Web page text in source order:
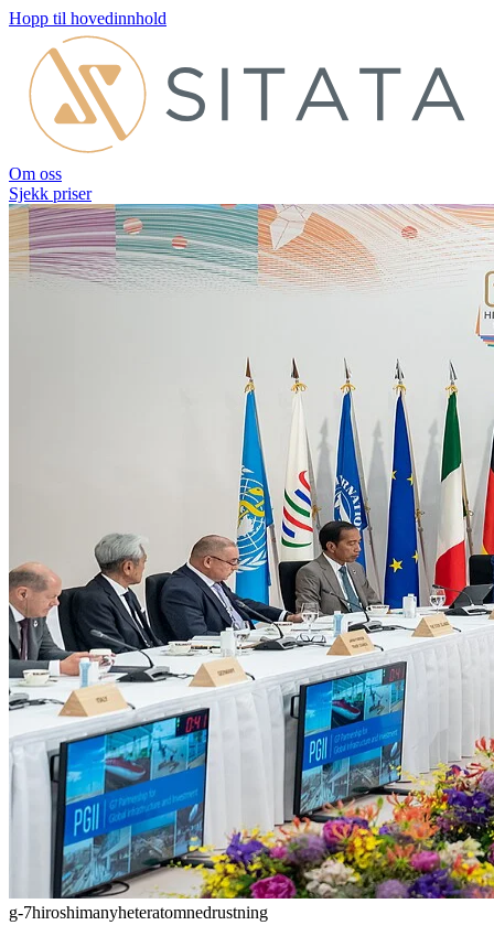
Hopp til hovedinnhold
Om oss
Sjekk priser
g-7hiroshimanyheteratomnedrustning